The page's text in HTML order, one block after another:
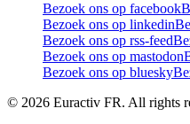
Bezoek ons op facebook
Bezoek ons op linkedin
Bezoek ons op rss-feed
Bezoek ons op mastodon
Bezoek ons op bluesky
© 2026 Euractiv FR. All rights